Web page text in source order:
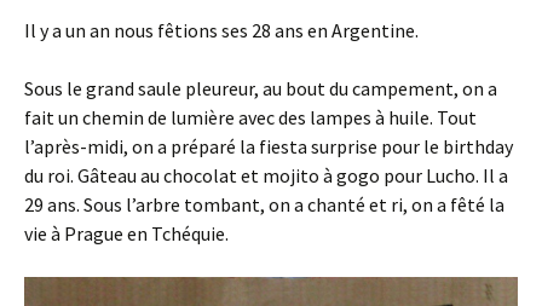
Il y a un an nous fêtions ses 28 ans en Argentine.
Sous le grand saule pleureur, au bout du campement, on a
fait un chemin de lumière avec des lampes à huile. Tout
l’après-midi, on a préparé la fiesta surprise pour le birthday
du roi. Gâteau au chocolat et mojito à gogo pour Lucho. Il a
29 ans. Sous l’arbre tombant, on a chanté et ri, on a fêté la
vie à Prague en Tchéquie.